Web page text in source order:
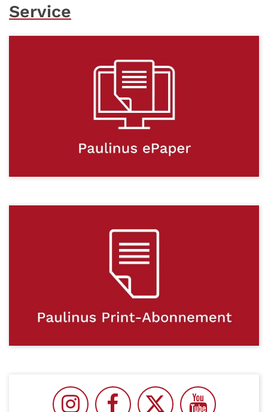
Service
Paulinus auf Instragram
Paulinus auf Facebook
Paulinus auf
Paulinus